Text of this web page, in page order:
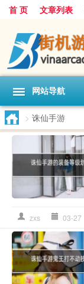
首 页 文章列表
网站导航
> 诛仙手游
zxs 03-27